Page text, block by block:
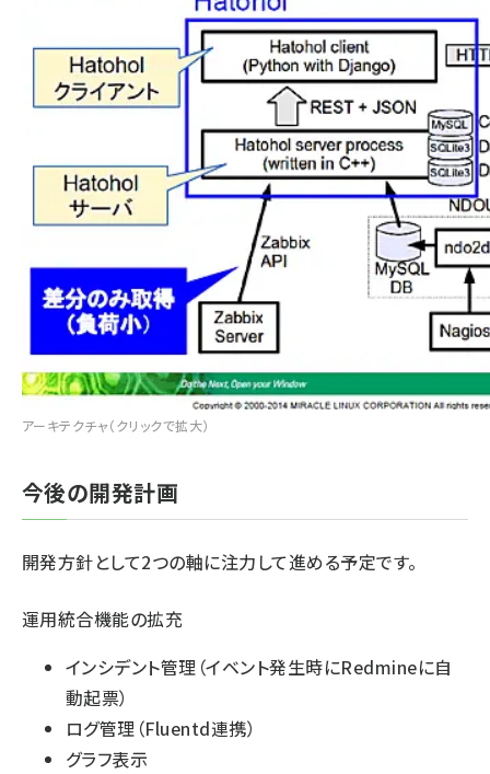
アーキテクチャ（クリックで拡大）
今後の開発計画
開発方針として2つの軸に注力して進める予定です。
運用統合機能の拡充
インシデント管理（イベント発生時にRedmineに自
動起票）
ログ管理（Fluentd連携）
グラフ表示